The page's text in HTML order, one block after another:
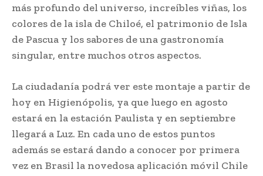
más profundo del universo, increíbles viñas, los
colores de la isla de Chiloé, el patrimonio de Isla
de Pascua y los sabores de una gastronomía
singular, entre muchos otros aspectos.
La ciudadanía podrá ver este montaje a partir de
hoy en Higienópolis, ya que luego en agosto
estará en la estación Paulista y en septiembre
llegará a Luz. En cada uno de estos puntos
además se estará dando a conocer por primera
vez en Brasil la novedosa aplicación móvil Chile